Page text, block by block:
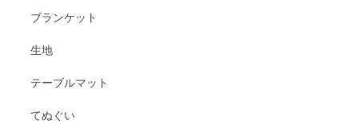
ブランケット
生地
テーブルマット
てぬぐい